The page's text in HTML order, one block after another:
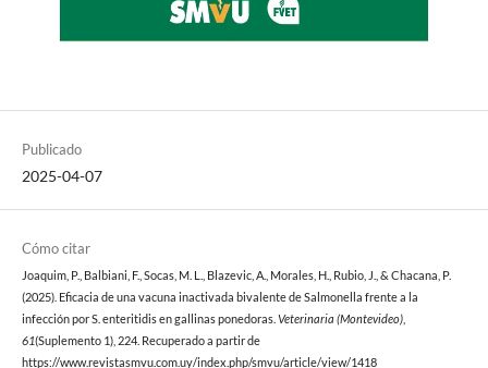
Publicado
2025-04-07
Cómo citar
Joaquim, P., Balbiani, F., Socas, M. L., Blazevic, A., Morales, H., Rubio, J., & Chacana, P.
(2025). Eficacia de una vacuna inactivada bivalente de Salmonella frente a la
infección por S. enteritidis en gallinas ponedoras. Veterinaria (Montevideo),
61(Suplemento 1), 224. Recuperado a partir de
https://www.revistasmvu.com.uy/index.php/smvu/article/view/1418